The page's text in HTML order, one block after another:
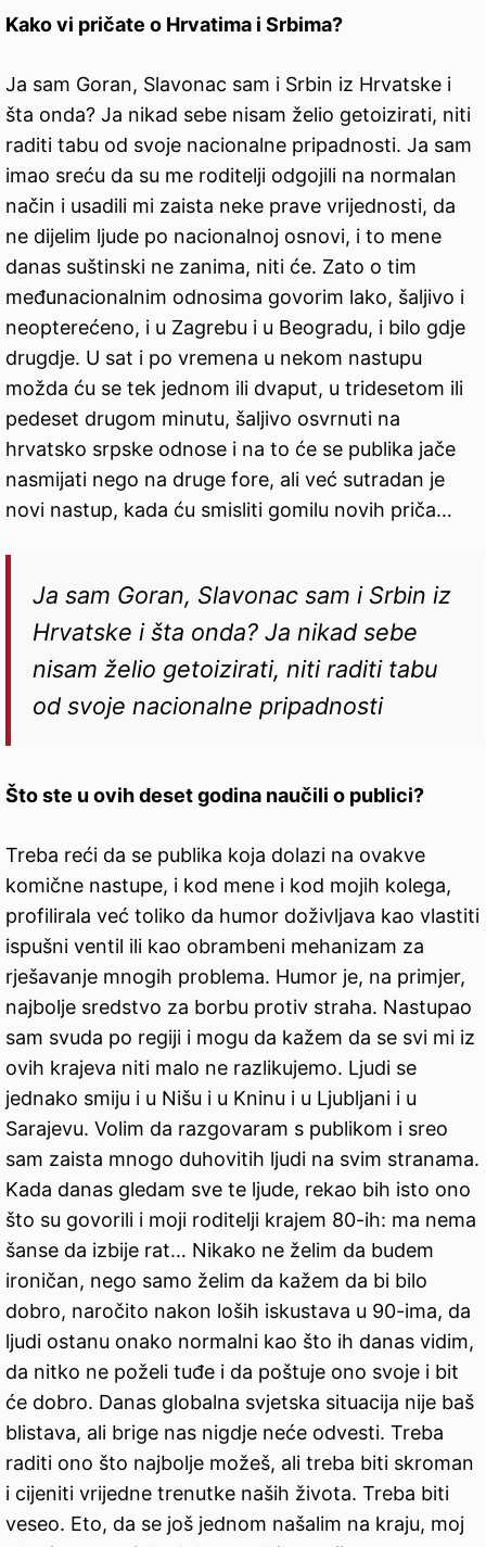
Kako vi pričate o Hrvatima i Srbima?
Ja sam Goran, Slavonac sam i Srbin iz Hrvatske i
šta onda? Ja nikad sebe nisam želio getoizirati, niti
raditi tabu od svoje nacionalne pripadnosti. Ja sam
imao sreću da su me roditelji odgojili na normalan
način i usadili mi zaista neke prave vrijednosti, da
ne dijelim ljude po nacionalnoj osnovi, i to mene
danas suštinski ne zanima, niti će. Zato o tim
međunacionalnim odnosima govorim lako, šaljivo i
neopterećeno, i u Zagrebu i u Beogradu, i bilo gdje
drugdje. U sat i po vremena u nekom nastupu
možda ću se tek jednom ili dvaput, u tridesetom ili
pedeset drugom minutu, šaljivo osvrnuti na
hrvatsko srpske odnose i na to će se publika jače
nasmijati nego na druge fore, ali već sutradan je
novi nastup, kada ću smisliti gomilu novih priča…
Ja sam Goran, Slavonac sam i Srbin iz
Hrvatske i šta onda? Ja nikad sebe
nisam želio getoizirati, niti raditi tabu
od svoje nacionalne pripadnosti
Što ste u ovih deset godina naučili o publici?
Treba reći da se publika koja dolazi na ovakve
komične nastupe, i kod mene i kod mojih kolega,
profilirala već toliko da humor doživljava kao vlastiti
ispušni ventil ili kao obrambeni mehanizam za
rješavanje mnogih problema. Humor je, na primjer,
najbolje sredstvo za borbu protiv straha. Nastupao
sam svuda po regiji i mogu da kažem da se svi mi iz
ovih krajeva niti malo ne razlikujemo. Ljudi se
jednako smiju i u Nišu i u Kninu i u Ljubljani i u
Sarajevu. Volim da razgovaram s publikom i sreo
sam zaista mnogo duhovitih ljudi na svim stranama.
Kada danas gledam sve te ljude, rekao bih isto ono
što su govorili i moji roditelji krajem 80-ih: ma nema
šanse da izbije rat… Nikako ne želim da budem
ironičan, nego samo želim da kažem da bi bilo
dobro, naročito nakon loših iskustava u 90-ima, da
ljudi ostanu onako normalni kao što ih danas vidim,
da nitko ne poželi tuđe i da poštuje ono svoje i bit
će dobro. Danas globalna svjetska situacija nije baš
blistava, ali brige nas nigdje neće odvesti. Treba
raditi ono što najbolje možeš, ali treba biti skroman
i cijeniti vrijedne trenutke naših života. Treba biti
veseo. Eto, da se još jednom našalim na kraju, moj